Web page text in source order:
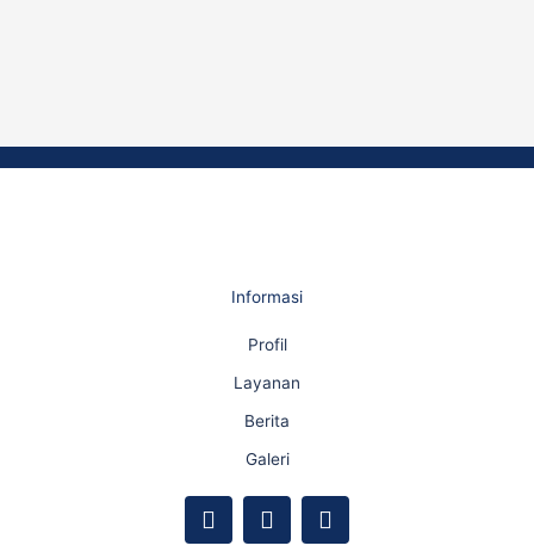
Informasi
Profil
Layanan
Berita
Galeri
F
a
Y
o
I
n